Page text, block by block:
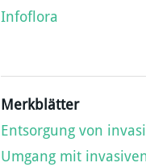
Infoflora
Merkblätter
Entsorgung von
Umgang mit